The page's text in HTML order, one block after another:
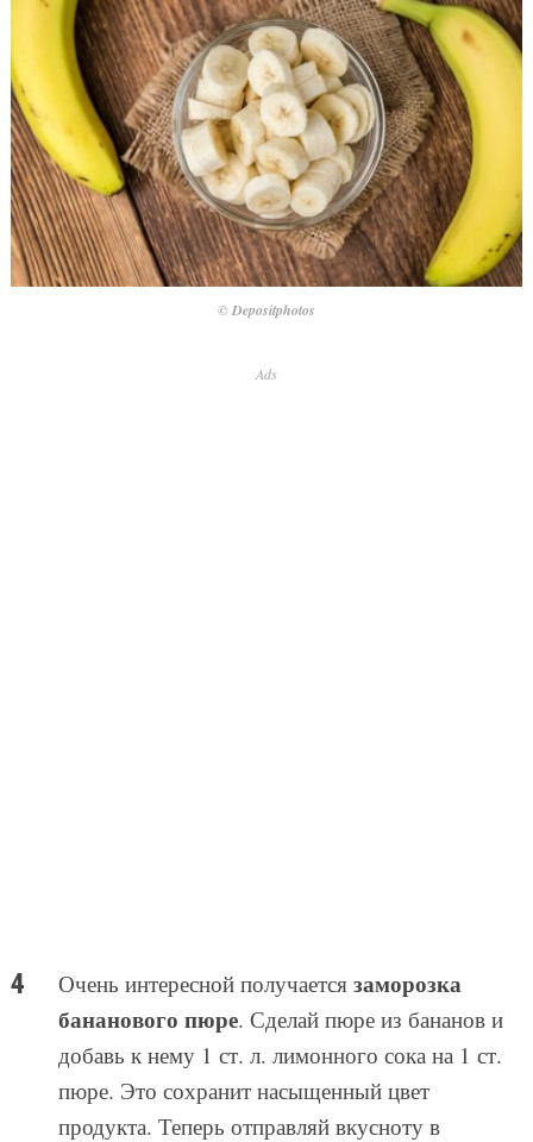
© Depositphotos
Ads
Очень интересной получается заморозка
бананового пюре. Сделай пюре из бананов и
добавь к нему 1 ст. л. лимонного сока на 1 ст.
пюре. Это сохранит насыщенный цвет
продукта. Теперь отправляй вкусноту в